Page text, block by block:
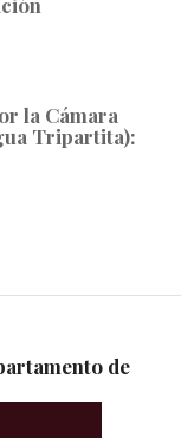
la Cámara
Tripartita):
de